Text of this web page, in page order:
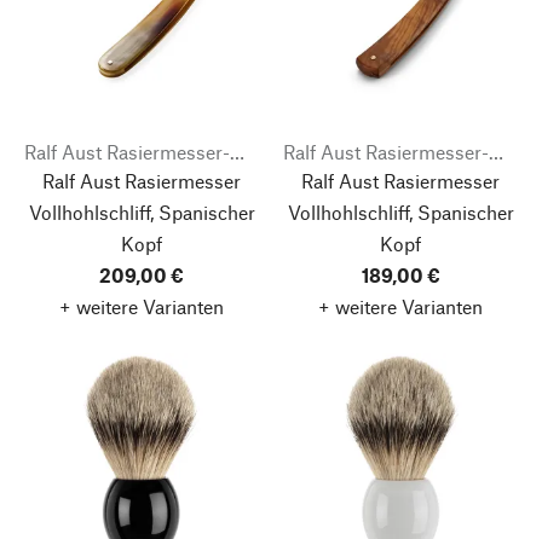
Ralf Aust Rasiermesser-Manufaktur
Ralf Aust Rasiermesser
Vollhohlschliff, Spanischer
Kopf
209,00 €
+ weitere Varianten
Ralf Aust Rasiermesser-Manufaktur
Ralf Aust Rasiermesser
Vollhohlschliff, Spanischer
Kopf
189,00 €
+ weitere Varianten